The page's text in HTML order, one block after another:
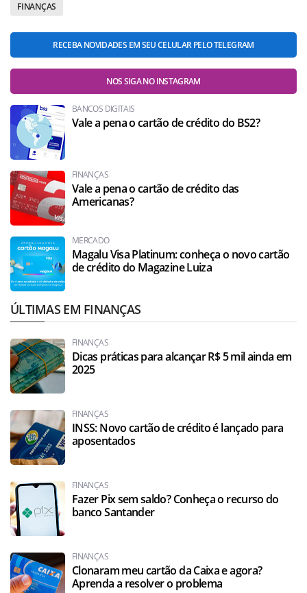
FINANÇAS
RECEBA NOVIDADES EM SEU CELULAR PELO TELEGRAM
NOS SIGA NO INSTAGRAM
BANCOS DIGITAIS
Vale a pena o cartão de crédito do BS2?
FINANÇAS
Vale a pena o cartão de crédito das
Americanas?
MERCADO
Magalu Visa Platinum: conheça o novo cartão
de crédito do Magazine Luiza
ÚLTIMAS EM FINANÇAS
FINANÇAS
Dicas práticas para alcançar R$ 5 mil ainda em
2025
FINANÇAS
INSS: Novo cartão de crédito é lançado para
aposentados
FINANÇAS
Fazer Pix sem saldo? Conheça o recurso do
banco Santander
FINANÇAS
Clonaram meu cartão da Caixa e agora?
Aprenda a resolver o problema